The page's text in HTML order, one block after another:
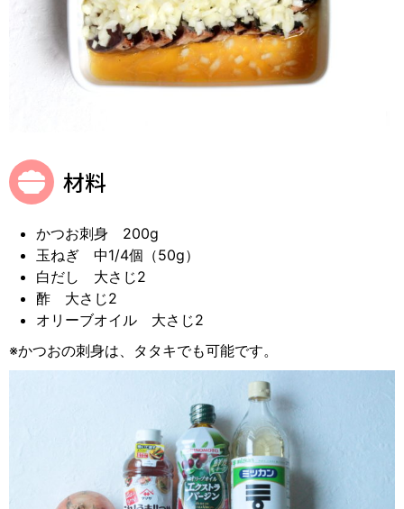
材料
かつお刺身 200g
玉ねぎ 中1/4個（50g）
白だし 大さじ2
酢 大さじ2
オリーブオイル 大さじ2
※かつおの刺身は、タタキでも可能です。